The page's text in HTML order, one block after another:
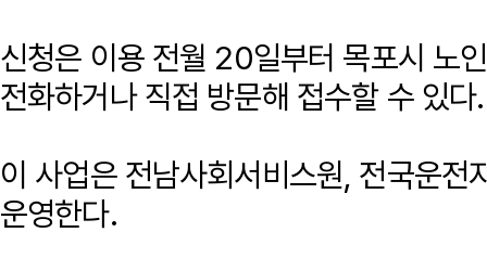
신청은 이용 전월 20일부터 목포시 노
전화하거나 직접 방문해 접수할 수 있다.
이 사업은 전남사회서비스원, 전국운전
운영한다.